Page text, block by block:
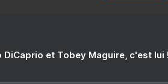
DiCaprio et Tobey Maguire, c'est